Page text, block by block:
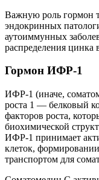
Важную роль гормон
эндокринных
аутоиммунных
распределения цинка
Гормон ИФР-1
ИФР-1 (иначе,
роста 1 — белковый
факторов роста,
биохимической
ИФР-1 принимает
клеток,
транспортом для